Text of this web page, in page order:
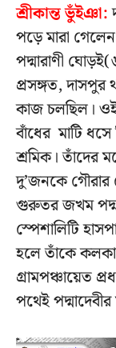
শ্রীকান্ত ভুঁইঞা:
পড়ে মারা
পদ্মারাণী
প্রসঙ্গত, দাসপুর
কাজ চলছিল। ওই
বাঁধের মাটি
শ্রমিক।
দু’জনকে গৌরার
গুরুতর জখম
স্পেশালিটি
হলে তাঁকে
গ্রামপঞ্চায়েত
পথেই